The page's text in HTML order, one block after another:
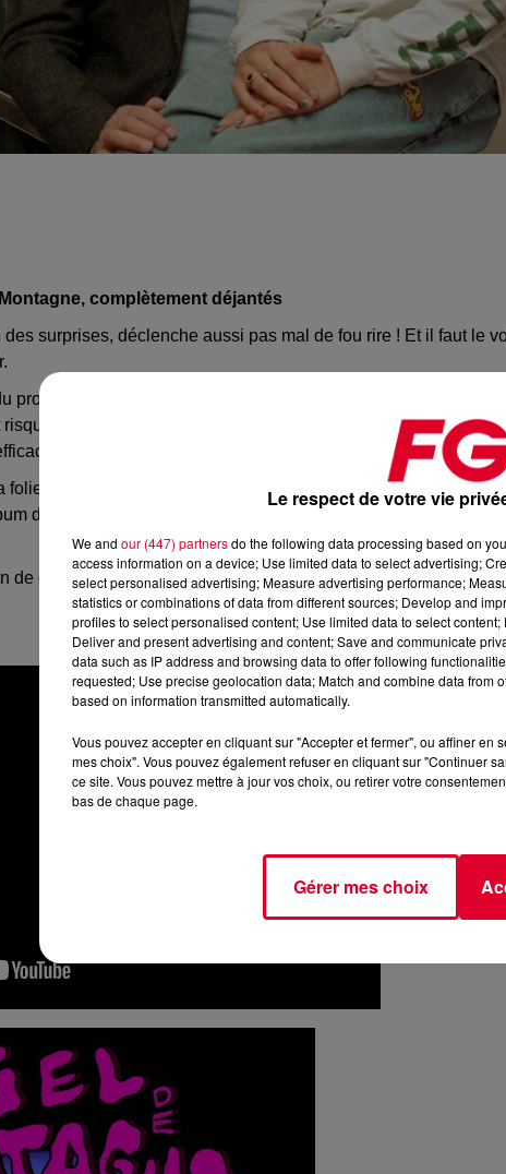
complètement déjantés
des surprises, déclenche aussi pas mal de fou rire ! Et il faut le
producteur français met en scène le chanteur
En résulte – c’est là le génie de ces deux artistes – un
mais en plus très drôles !
d’ailleurs le morceau évoque la quête de soi. Ce nouveau
de Miel de Montagne qui verra le jour au printemps prochain,
de découvrir Miel de Montagne, producteur de house, DJ aux
Le respect de votre vie
We and our (447) partnersdo the following data processing based on
access information on a device; Use limited data to select advertising;
select personalised advertising; Measure advertising performance;
statistics or combinations of data from different sources; Develop and
profiles to select personalised content; Use limited data to select
Deliver and present advertising and content; Save and communicate
data such as IP address and browsing data to offer following
requested; Use precise geolocation data; Match and combine data from
based on information transmitted automatically.
Vous pouvez accepter en cliquant sur "Accepter et fermer", ou affiner
mes choix". Vous pouvez également refuser en cliquant sur "Continuer
ce site. Vous pouvez mettre à jour vos choix, ou retirer votre
bas de chaque page.
Gérer mes choix